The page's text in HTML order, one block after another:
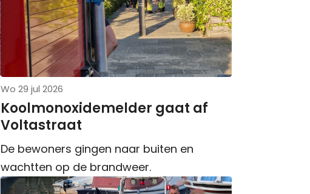
Wo 29 jul 2026
Koolmonoxidemelder gaat af
Voltastraat
De bewoners gingen naar buiten en
wachtten op de brandweer.